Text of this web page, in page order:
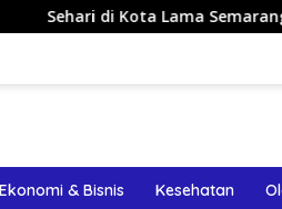
di Kota Lama Semarang: Jalan
Ekonomi & Bisnis Kesehatan